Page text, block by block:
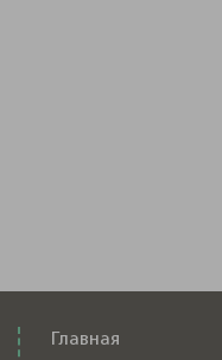
Главная